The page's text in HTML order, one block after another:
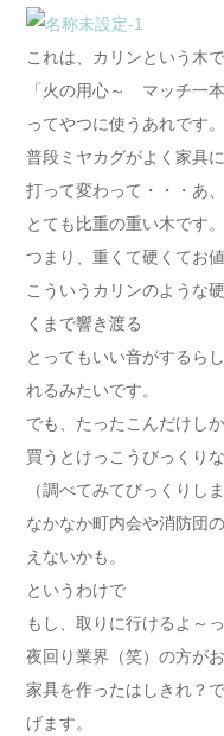
これは、カリンという木
「火の用心～ マッチ一
ってやつに使うあれです。
普段ミヤカグがよく家具
打って変わって・・・あ
とても比重の重い木です。
つまり、重くて硬くてお
こういうカリンのような
くまで響き渡る
とってもいい音がするら
れるみたいです。
でも、たったこんだけし
買うとけっこうびっくり
（調べてみてびっくりしま
なかなか町内会や消防団
えないかも。
というわけで
もし、取りに行けるよ～
夜回り業界（笑）の方が
家具を作ったはしきれ？
げます。